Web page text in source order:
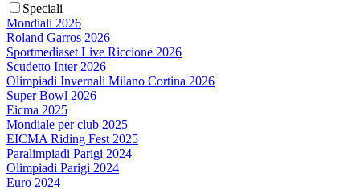
Speciali
Mondiali 2026
Roland Garros 2026
Sportmediaset Live Riccione 2026
Scudetto Inter 2026
Olimpiadi Invernali Milano Cortina 2026
Super Bowl 2026
Eicma 2025
Mondiale per club 2025
EICMA Riding Fest 2025
Paralimpiadi Parigi 2024
Olimpiadi Parigi 2024
Euro 2024